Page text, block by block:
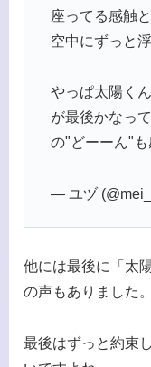
座ってる感触
空中にずっと
やっぱ太陽く
が最後かなっ
の"どーーん"
— ユヅ
他には最後に「太
の声もありました。
最後はずっと約束